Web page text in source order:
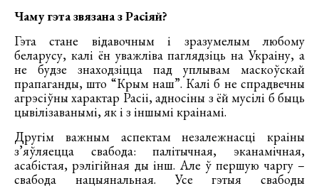
Чаму гэта звязана з Расіяй?
Гэта стане відавочным і зразумелым любому
беларусу, калі ён уважліва паглядзіць на Украіну, а
не будзе знаходзіцца пад уплывам маскоўскай
прапаганды, што “Крым наш”. Калі б не спрадвечны
агрэсіўны характар Расіі, адносіны з ёй мусілі б быць
цывілізаванымі, як і з іншымі краінамі.
Другім важным аспектам незалежнасці краіны
з’яўляецца свабода: палітычная, эканамічная,
асабістая, рэлігійная ды інш. Але ў першую чаргу –
свабода нацыянальная. Усе гэтыя свабоды